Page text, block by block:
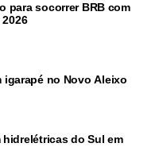
para socorrer BRB com
igarapé no Novo Aleixo
hidrelétricas do Sul em